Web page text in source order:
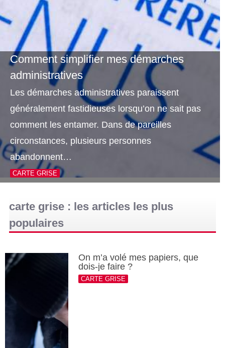
Comment simplifier mes démarches
administratives
Les démarches administratives paraissent
généralement fastidieuses lorsqu’on ne sait pas
comment les entamer. Dans de pareilles
circonstances, plusieurs personnes
abandonnent…
CARTE GRISE
carte grise : les articles les plus
populaires
On m’a volé mes papiers, que
dois-je faire ?
CARTE GRISE